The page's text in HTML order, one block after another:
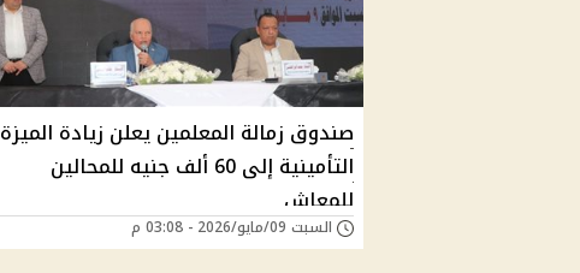
صندوق زمالة المعلمين يعلن زيادة الميزة
التأمينية إلى 60 ألف جنيه للمحالين
للمعاش
السبت 09/مايو/2026 - 03:08 م